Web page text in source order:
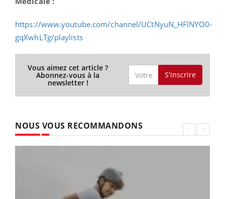
https://www.youtube.com/channel/UCtNyuN_HFlNYO0-
gqXwhLTg/playlists
Vous aimez cet article ?
Abonnez-vous à la
newsletter !
S'inscrire
NOUS VOUS RECOMMANDONS